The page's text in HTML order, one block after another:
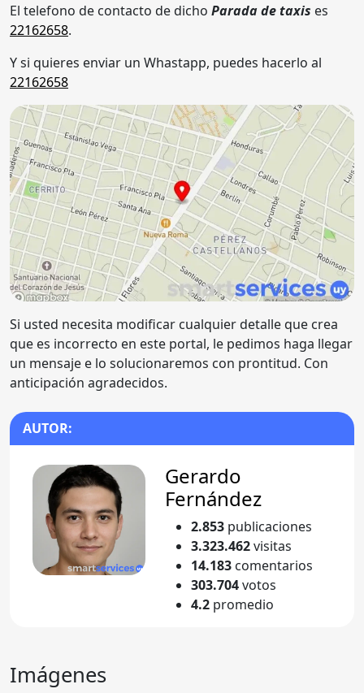
El telefono de contacto de dicho Parada de taxis es
22162658.
Y si quieres enviar un Whastapp, puedes hacerlo al
22162658
Si usted necesita modificar cualquier detalle que crea
que es incorrecto en este portal, le pedimos haga llegar
un mensaje e lo solucionaremos con prontitud. Con
anticipación agradecidos.
AUTOR:
Gerardo
Fernández
2.853 publicaciones
3.323.462visitas
14.183 comentarios
303.704votos
4.2 promedio
Imágenes